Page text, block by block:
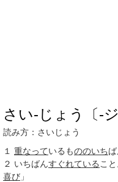
さい‐じょう〔‐
読み方：さいじょう
１
重なっているもののいち
２ いちばんすぐれている こと
喜び 」